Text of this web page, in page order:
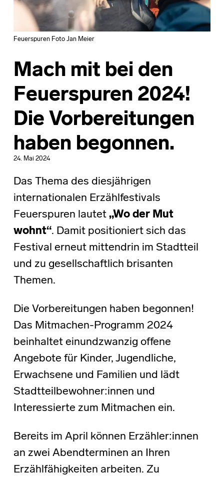
Feuerspuren Foto Jan Meier
Mach mit bei den
Feuerspuren 2024!
Die Vorbereitungen
haben begonnen.
24. Mai 2024
Das Thema des diesjährigen
internationalen Erzählfestivals
Feuerspuren lautet „Wo der Mut
wohnt“. Damit positioniert sich das
Festival erneut mittendrin im Stadtteil
und zu gesellschaftlich brisanten
Themen.
Die Vorbereitungen haben begonnen!
Das Mitmachen-Programm 2024
beinhaltet einundzwanzig offene
Angebote für Kinder, Jugendliche,
Erwachsene und Familien und lädt
Stadtteilbewohner:innen und
Interessierte zum Mitmachen ein.
Bereits im April können Erzähler:innen
an zwei Abendterminen an Ihren
Erzählfähigkeiten arbeiten. Zu